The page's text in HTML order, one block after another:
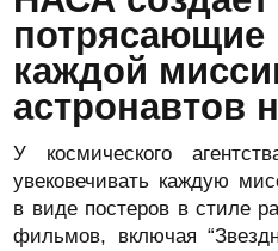
потрясающие
каждой
астронавтов
У космического
увековечивать каждую
в виде постеров в стиле
фильмов, включая